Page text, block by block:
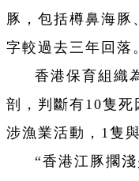
豚，包括樽鼻海豚
字較過去三年回落
香港保育組織
剖，判斷有10隻死
涉漁業活動，1隻
“香港江豚擱